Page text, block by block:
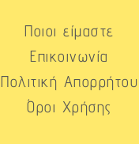
Ποιοι είμαστε
Επικοινωνία
Πολιτική Απορρήτου
Όροι Χρήσης